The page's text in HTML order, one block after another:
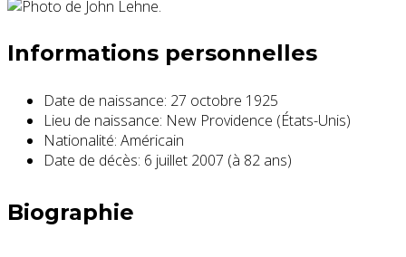
Informations personnelles
Date de naissance: 27 octobre 1925
Lieu de naissance: New Providence (États-Unis)
Nationalité: Américain
Date de décès: 6 juillet 2007 (à 82 ans)
Biographie